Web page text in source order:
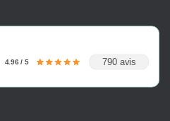
4.96 / 5 790 avis